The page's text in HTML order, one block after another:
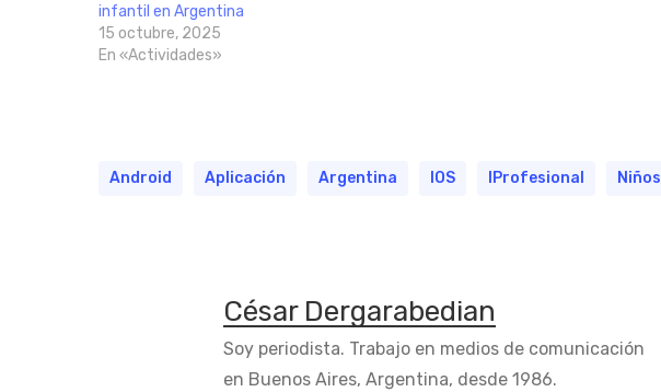
infantil en Argentina
15 octubre, 2025
En «Actividades»
Android Aplicación Argentina IOS IProfesional Niños
César Dergarabedian
Soy periodista. Trabajo en medios de comunicación
en Buenos Aires, Argentina, desde 1986.